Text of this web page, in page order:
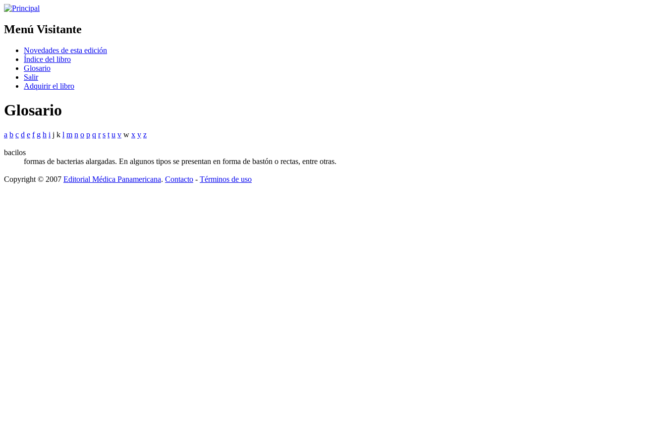
Menú Visitante
Novedades de esta edición
Índice del libro
Glosario
Salir
Adquirir el libro
Glosario
a b c d e f g h i j k l m n o p q r s t u v w x y z
bacilos
formas de bacterias alargadas. En algunos tipos se presentan en forma de bastón o rectas, entre otras.
Copyright © 2007 Editorial Médica Panamericana. Contacto - Términos de uso